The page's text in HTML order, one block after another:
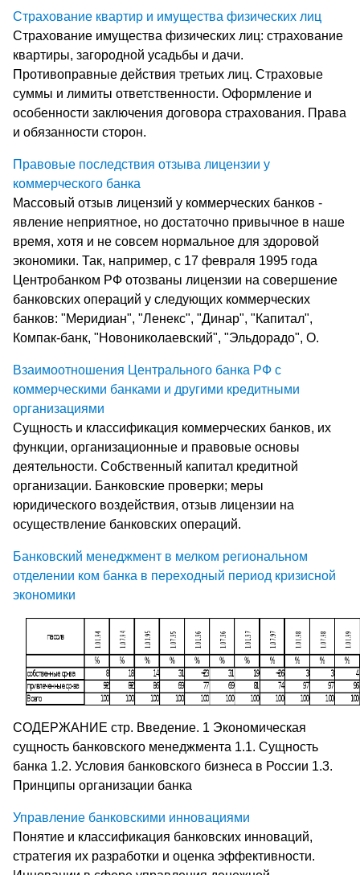
Страхование квартир и имущества физических лиц
Страхование имущества физических лиц: страхование
квартиры, загородной усадьбы и дачи.
Противоправные действия третьих лиц. Страховые
суммы и лимиты ответственности. Оформление и
особенности заключения договора страхования. Права
и обязанности сторон.
Правовые последствия отзыва лицензии у
коммерческого банка
Массовый отзыв лицензий у коммерческих банков -
явление неприятное, но достаточно привычное в наше
время, хотя и не совсем нормальное для здоровой
экономики. Так, например, с 17 февраля 1995 года
Центробанком РФ отозваны лицензии на совершение
банковских операций у следующих коммерческих
банков: "Меридиан", "Ленекс", "Динар", "Капитал",
Компак-банк, "Новониколаевский", "Эльдорадо", О.
Взаимоотношения Центрального банка РФ с
коммерческими банками и другими кредитными
организациями
Сущность и классификация коммерческих банков, их
функции, организационные и правовые основы
деятельности. Собственный капитал кредитной
организации. Банковские проверки; меры
юридического воздействия, отзыв лицензии на
осуществление банковских операций.
Банковский менеджмент в мелком региональном
отделении ком банка в переходный период кризисной
экономики
СОДЕРЖАНИЕ стр. Введение. 1 Экономическая
сущность банковского менеджмента 1.1. Сущность
банка 1.2. Условия банковского бизнеса в России 1.3.
Принципы организации банка
Управление банковскими инновациями
Понятие и классификация банковских инноваций,
стратегия их разработки и оценка эффективности.